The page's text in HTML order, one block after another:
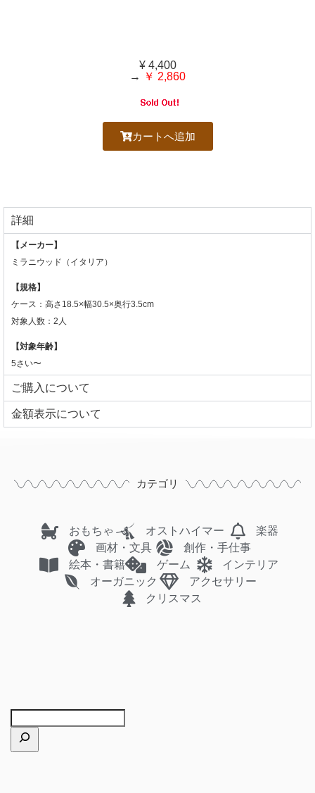
¥ 4,400
→
￥ 2,860
カートへ追加
詳細
【メーカー】
ミラニウッド（イタリア）
【規格】
ケース： 高さ18.5×幅30.5×奥行3.5cm
対象人数：2人
【対象年齢】
5さい〜
ご購入について
⾦額表⽰について
カテゴリ
おもちゃ オストハイマー
楽器
画材・文具
創作・手仕事
絵本・書籍
ゲーム
インテリア
オーガニック
アクセサリー
クリスマス